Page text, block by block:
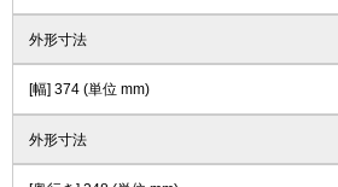
外形寸法
[幅] 374 (単位 mm)
外形寸法